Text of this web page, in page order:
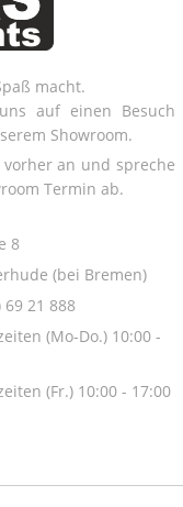
macht.
auf einen Besuch
Showroom.
an und spreche
Termin ab.
8
(bei Bremen)
69 21 888
(Mo-Do.) 10:00 -
(Fr.) 10:00 - 17:00